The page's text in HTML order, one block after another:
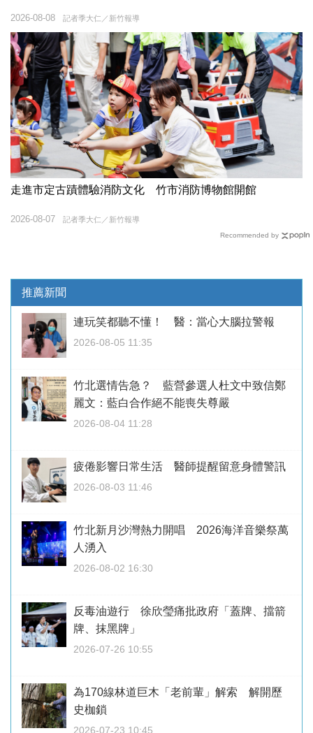
記者季大仁／新竹報導
2026-08-08
走進市定古蹟體驗消防文化 竹市消防博物館開館
記者季大仁／新竹報導
2026-08-07
Recommended by
推薦新聞
連玩笑都聽不懂！ 醫：當心大腦拉警報
2026-08-05 11:35
竹北選情告急？ 藍營參選人杜文中致信鄭
麗文：藍白合作絕不能喪失尊嚴
2026-08-04 11:28
疲倦影響日常生活 醫師提醒留意身體警訊
2026-08-03 11:46
竹北新月沙灣熱力開唱 2026海洋音樂祭萬
人湧入
2026-08-02 16:30
反毒油遊行 徐欣瑩痛批政府「蓋牌、擋箭
牌、抹黑牌」
2026-07-26 10:55
為170線林道巨木「老前輩」解索 解開歷
史枷鎖
2026-07-23 10:45